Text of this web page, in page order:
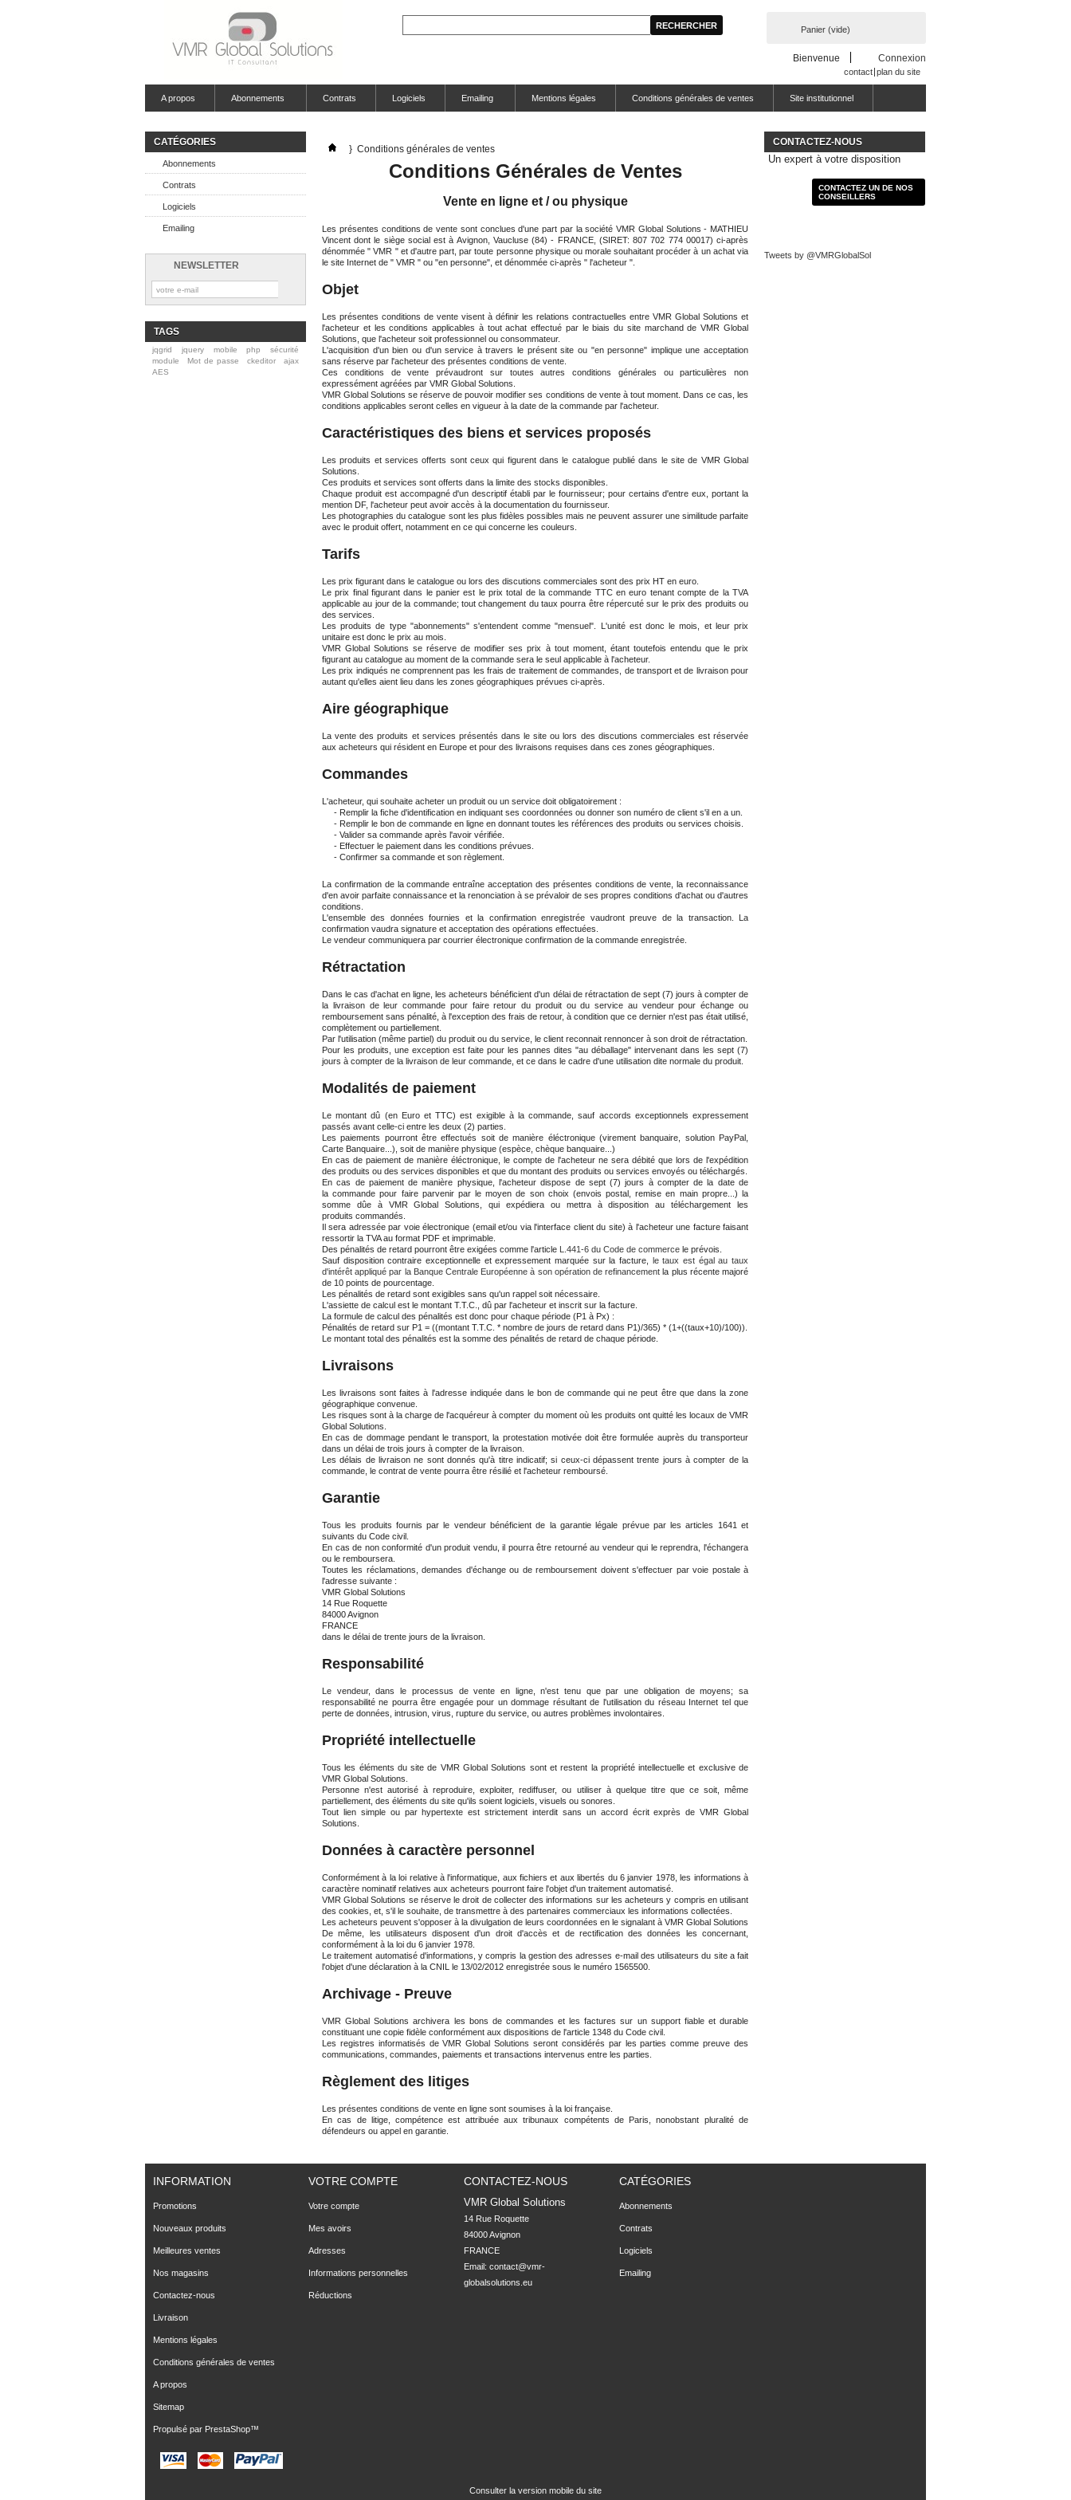
Panier (vide)
Bienvenue Connexion
contact plan du site
A propos Abonnements Contrats Logiciels Emailing Mentions légales Conditions générales de ventes Site institutionnel
CATÉGORIES
Abonnements
Contrats
Logiciels
Emailing
NEWSLETTER
TAGS
jqgrid jquery mobile php
sécurité
module
Mot de passe ckeditor
ajax
AES
} Conditions générales de ventes
Conditions Générales de Ventes
Vente en ligne et / ou physique
Les présentes conditions de vente sont conclues d'une part par la société VMR Global Solutions - MATHIEU
Vincent dont le siège social est à Avignon, Vaucluse (84) - FRANCE, (SIRET: 807 702 774 00017) ci-après
dénommée " VMR " et d'autre part, par toute personne physique ou morale souhaitant procéder à un achat via
le site Internet de " VMR " ou "en personne", et dénommée ci-après " l'acheteur ".
Objet
Les présentes conditions de vente visent à définir les relations contractuelles entre VMR Global Solutions et
l'acheteur et les conditions applicables à tout achat effectué par le biais du site marchand de VMR Global
Solutions, que l'acheteur soit professionnel ou consommateur.
L'acquisition d'un bien ou d'un service à travers le présent site ou "en personne" implique une acceptation
sans réserve par l'acheteur des présentes conditions de vente.
Ces conditions de vente prévaudront sur toutes autres conditions générales ou particulières non
expressément agréées par VMR Global Solutions.
VMR Global Solutions se réserve de pouvoir modifier ses conditions de vente à tout moment. Dans ce cas, les
conditions applicables seront celles en vigueur à la date de la commande par l'acheteur.
Caractéristiques des biens et services proposés
Les produits et services offerts sont ceux qui figurent dans le catalogue publié dans le site de VMR Global
Solutions.
Ces produits et services sont offerts dans la limite des stocks disponibles.
Chaque produit est accompagné d'un descriptif établi par le fournisseur; pour certains d'entre eux, portant la
mention DF, l'acheteur peut avoir accès à la documentation du fournisseur.
Les photographies du catalogue sont les plus fidèles possibles mais ne peuvent assurer une similitude parfaite
avec le produit offert, notamment en ce qui concerne les couleurs.
Tarifs
Les prix figurant dans le catalogue ou lors des discutions commerciales sont des prix HT en euro
Le prix final figurant dans le panier est le prix total de la commande TTC en euro tenant compte de la TVA
applicable au jour de la commande; tout changement du taux pourra être répercuté sur le prix des produits ou
des services.
Les produits de type "abonnements" s'entendent comme "mensuel". L'unité est donc le mois, et leur prix
unitaire est donc le prix au mois.
VMR Global Solutions se réserve de modifier ses prix à tout moment, étant toutefois entendu que le prix
figurant au catalogue au moment de la commande sera le seul applicable à l'acheteur.
Les prix indiqués ne comprennent pas les frais de traitement de commandes, de transport et de livraison pour
autant qu'elles aient lieu dans les zones géographiques prévues ci-après.
Aire géographique
La vente des produits et services présentés dans le site ou lors des discutions commerciales est réservée
aux acheteurs qui résident en Europe et pour des livraisons requises dans ces zones géographiques.
Commandes
L'acheteur, qui souhaite acheter un produit ou un service doit obligatoirement :
- Remplir la fiche d'identification en indiquant ses coordonnées ou donner son numéro de client s'il en a un.
- Remplir le bon de commande en ligne en donnant toutes les références des produits ou services choisis.
- Valider sa commande après l'avoir vérifiée.
- Effectuer le paiement dans les conditions prévues.
- Confirmer sa commande et son règlement.
La confirmation de la commande entraîne acceptation des présentes conditions de vente, la reconnaissance
d'en avoir parfaite connaissance et la renonciation à se prévaloir de ses propres conditions d'achat ou d'autres
conditions.
L'ensemble des données fournies et la confirmation enregistrée vaudront preuve de la transaction. La
confirmation vaudra signature et acceptation des opérations effectuées.
Le vendeur communiquera par courrier électronique confirmation de la commande enregistrée.
Rétractation
Dans le cas d'achat en ligne, les acheteurs bénéficient d'un délai de rétractation de sept (7) jours à compter de
la livraison de leur commande pour faire retour du produit ou du service au vendeur pour échange ou
remboursement sans pénalité, à l'exception des frais de retour, à condition que ce dernier n'est pas était utilisé,
complètement ou partiellement.
Par l'utilisation (même partiel) du produit ou du service , le client reconnait rennoncer à son droit de rétractation.
Pour les produits, une exception est faite pour les pannes dites "au déballage" intervenant dans les sept (7)
jours à compter de la livraison de leur commande , et ce dans le cadre d'une utilisation dite normale du produit.
Modalités de paiement
Le montant dû (en Euro et TTC) est exigible à la commande, sauf accords exceptionnels expressement
passés avant celle-ci entre les deux (2) parties.
Les paiements pourront être effectués soit de manière éléctronique (virement banquaire, solution PayPal,
Carte Banquaire...), soit de manière physique (espèce, chèque banquaire...)
En cas de paiement de manière éléctronique, le compte de l'acheteur ne sera débité que lors de l'expédition
des produits ou des services disponibles et que du montant des produits ou services envoyés ou téléchargés.
En cas de paiement de manière physique, l'acheteur dispose de sept (7) jours à compter de la date de
lacommande pour faire parvenir par le moyen de son choix (envois postal, remise en main propre...) la
somme dûe à VMR Global Solutions
, qui expédiera ou mettra à disposition au téléchargement les
produits commandés.
Il sera adressée par voie électronique (email et/ou via l'interface client du site) à l'acheteurune facture faisant
ressortir la TVA au format PDF et imprimable.
Des pénalités de retard pourront être exigées comme l'article L.441-6 du Code de commerce le prévois.
Sauf disposition contraire exceptionnelle et expressement marquée sur la facture, le taux est égal au taux
d'intérêt appliqué par la Banque Centrale Européenne à son opération de refinancement la plus récente majoré
de 10 points de pourcentage.
Les pénalités de retard sont exigibles sans qu'un rappel soit nécessaire.
L'assiette de calcul est le montant T.T.C., dû par l'acheteur et inscrit sur la facture.
La formule de calcul des pénalités est donc pour chaque période (P1 à Px) :
Pénalités de retard sur P1 = ((montant T.T.C. * nombre de jours de retard dans P1)/365) * (1+((taux+10)/100)).
Le montant total des pénalités est la somme des pénalités de retard de chaque période.
Livraisons
Les livraisons sont faites à l'adresse indiquée dans le bon de commande qui ne peut être que dans la zone
géographique convenue.
Les risques sont à la charge de l'acquéreur à compter du moment où les produits ont quitté les locaux de VMR
Global Solutions.
En cas de dommage pendant le transport, la protestation motivée doit être formulée auprès du transporteur
dans un délai de trois jours à compter de la livraison.
Les délais de livraison ne sont donnés qu'à titre indicatif; si ceux-ci dépassent trente jours à compter de la
commande, le contrat de vente pourra être résilié et l'acheteur remboursé.
Garantie
Tous les produits fournis par le vendeur bénéficient de la garantie légale prévue par les articles 1641 et
suivants du Code civil.
En cas de non conformité d'un produit vendu, il pourra être retourné au vendeur qui le reprendra, l'échangera
ou le remboursera.
Toutes les réclamations, demandes d'échange ou de remboursement doivent s'effectuer par voie postale à
l'adresse suivante :
VMR Global Solutions
14 Rue Roquette
84000 Avignon
FRANCE
dans le délai de trente jours de la livraison.
Responsabilité
Le vendeur, dans le processus de vente en ligne, n'est tenu que par une obligation de moyens; sa
responsabilité ne pourra être engagée pour un dommage résultant de l'utilisation du réseau Internet tel que
perte de données, intrusion, virus, rupture du service, ou autres problèmes involontaires.
Propriété intellectuelle
Tous les éléments du site de VMR Global Solutions sont et restent la propriété intellectuelle et exclusive de
VMR Global Solutions.
Personne n'est autorisé à reproduire, exploiter, rediffuser, ou utiliser à quelque titre que ce soit, même
partiellement, des éléments du site qu'ils soient logiciels, visuels ou sonores.
Tout lien simple ou par hypertexte est strictement interdit sans un accord écrit exprès de VMR Global
Solutions.
Données à caractère personnel
Conformément à la loi relative à l'informatique, aux fichiers et aux libertés du 6 janvier 1978, les informations à
caractère nominatif relatives aux acheteurs pourront faire l'objet d'un traitement automatisé.
VMR Global Solutions se réserve le droit de collecter des informations sur les acheteurs y compris en utilisant
des cookies, et, s'il le souhaite, de transmettre à des partenaires commerciaux les informations collectées.
Les acheteurs peuvent s'opposer à la divulgation de leurs coordonnées en le signalant à VMR Global Solutions
De même, les utilisateurs disposent d'un droit d'accès et de rectification des données les concernant,
conformément à la loi du 6 janvier 1978.
Le traitement automatisé d'informations, y compris la gestion des adresses e-mail des utilisateurs du site a fait
l'objet d'une déclaration à la CNIL le 13/02/2012 enregistrée sous le numéro 1565500.
Archivage - Preuve
VMR Global Solutions archivera les bons de commandes et les factures sur un support fiable et durable
constituant une copie fidèle conformément aux dispositions de l'article 1348 du Code civil.
Les registres informatisés de VMR Global Solutions seront considérés par les parties comme preuve des
communications, commandes, paiements et transactions intervenus entre les parties.
Règlement des litiges
Les présentes conditions de vente en ligne sont soumises à la loi française.
En cas de litige, compétence est attribuée aux tribunaux compétents de Paris, nonobstant pluralité de
défendeurs ou appel en garantie.
CONTACTEZ-NOUS
Un expert à votre disposition
CONTACTEZ UN DE NOS
CONSEILLERS
Tweets by @VMRGlobalSol
INFORMATION
Promotions
Nouveaux produits
Meilleures ventes
Nos magasins
Contactez-nous
Livraison
Mentions légales
Conditions générales de ventes
A propos
Sitemap
Propulsé par PrestaShop™
VOTRE COMPTE
Votre compte
Mes avoirs
Adresses
Informations personnelles
Réductions
CONTACTEZ-NOUS
VMR Global Solutions
14 Rue Roquette
84000 Avignon
FRANCE
Email: contact@vmr-
globalsolutions.eu
CATÉGORIES
Abonnements
Contrats
Logiciels
Emailing
Consulter la version mobile du site